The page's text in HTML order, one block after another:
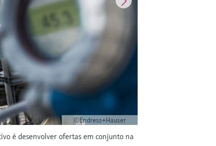
©Endress+Hauser
é desenvolver ofertas em conjunto na